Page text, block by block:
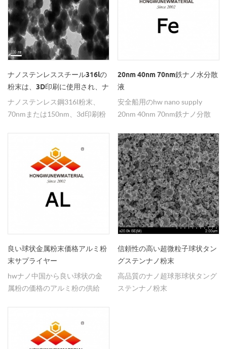
ナノステンレススチール316lの
粉末は、3D印刷に使用され、ナ
ノの3D印刷粉末
ナノステンレス鋼316l粉末、
70nmまたは150nm、3d印刷粉
20nm 40nm 70nm鉄ナノ水分散
液
安全船用のhw nano supply
20nm 40nm 70nm鉄ナノ分散
良い球状金属粉末価格アルミ粉
末サプライヤー
hwナノ中国から良い球状の金
属粉の価格のアルミ粉の供給
信頼性の高い超微粒子球状タン
グステンナノ粉末
高品質のナノ超球形球状タング
ステンナノ粉末